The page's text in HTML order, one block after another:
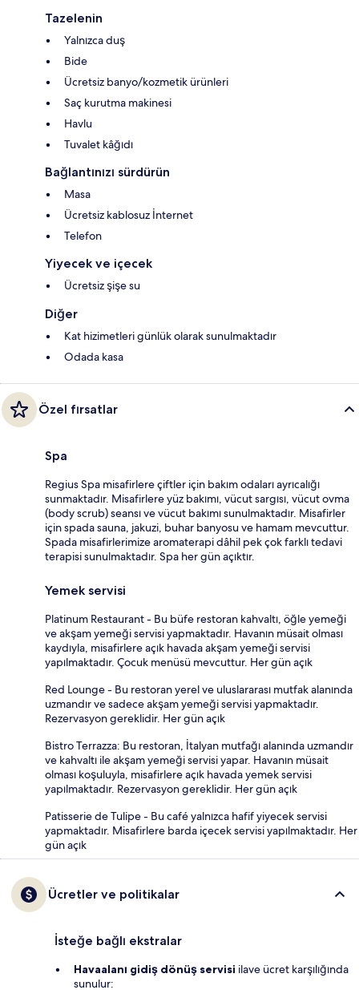
Tazelenin
Yalnızca duş
Bide
Ücretsiz banyo/kozmetik ürünleri
Saç kurutma makinesi
Havlu
Tuvalet kâğıdı
Bağlantınızı sürdürün
Masa
Ücretsiz kablosuz İnternet
Telefon
Yiyecek ve içecek
Ücretsiz şişe su
Diğer
Kat hizimetleri günlük olarak sunulmaktadır
Odada kasa
Özel fırsatlar
Spa
Regius Spa misafirlere çiftler için bakım odaları ayrıcalığı
sunmaktadır. Misafirlere yüz bakımı, vücut sargısı, vücut ovma
(body scrub) seansı ve vücut bakımı sunulmaktadır. Misafirler
için spada sauna, jakuzi, buhar banyosu ve hamam mevcuttur.
Spada misafirlerimize aromaterapi dâhil pek çok farklı tedavi
terapisi sunulmaktadır. Spa her gün açıktır.
Yemek servisi
Platinum Restaurant - Bu büfe restoran kahvaltı, öğle yemeği
ve akşam yemeği servisi yapmaktadır. Havanın müsait olması
kaydıyla, misafirlere açık havada akşam yemeği servisi
yapılmaktadır. Çocuk menüsü mevcuttur. Her gün açık
Red Lounge - Bu restoran yerel ve uluslararası mutfak alanında
uzmandır ve sadece akşam yemeği servisi yapmaktadır.
Rezervasyon gereklidir. Her gün açık
Bistro Terrazza: Bu restoran, İtalyan mutfağı alanında uzmandır
ve kahvaltı ile akşam yemeği servisi yapar. Havanın müsait
olması koşuluyla, misafirlere açık havada yemek servisi
yapılmaktadır. Rezervasyon gereklidir. Her gün açık
Patisserie de Tulipe - Bu café yalnızca hafif yiyecek servisi
yapmaktadır. Misafirlere barda içecek servisi yapılmaktadır. Her
gün açık
Ücretler ve politikalar
İsteğe bağlı ekstralar
Havaalanı gidiş dönüş servisi ilave ücret karşılığında
sunulur: